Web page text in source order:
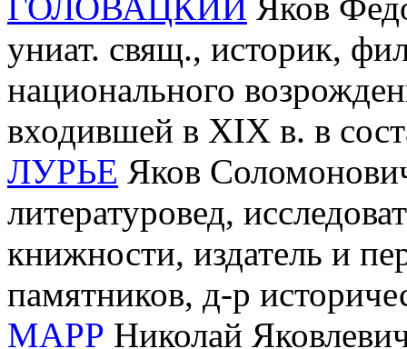
униат. свящ., историк,
национального
входившей в XIX в. в
ЛУРЬЕ Яков
литературовед,
книжности, издатель и
памятников, д-р
МАРР Николай